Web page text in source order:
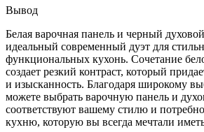
Вывод
Белая варочная панель и черный
идеальный современный дуэт для
функциональных кухонь. Сочетание
создает резкий контраст, который
и изысканность. Благодаря широкому
можете выбрать варочную панель и
соответствуют вашему стилю и
кухню, которую вы всегда мечтали